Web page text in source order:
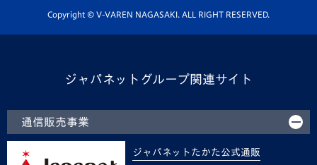
ホームタウン活動
Copyright © V-VAREN NAGASAKI. ALL RIGHT RESERVED.
ジャパネットグループ関連サイト
通信販売事業
ジャパネットたかた公式通販